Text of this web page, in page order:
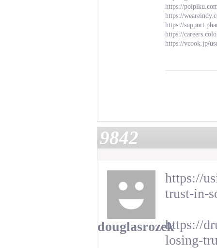
https://
https://
https://
https://
https://vcook.jp/
9842
douglasrozek
https://
trust-in-
https://
losing-